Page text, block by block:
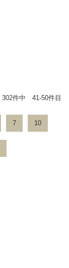
302件中 41-50件目
7 10